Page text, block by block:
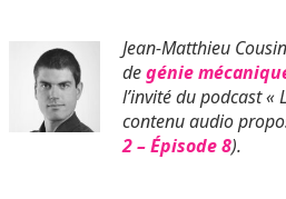
Jean-Matthieu
degénie
l’invité du podcast
contenu audio
2 – Épisode 8).